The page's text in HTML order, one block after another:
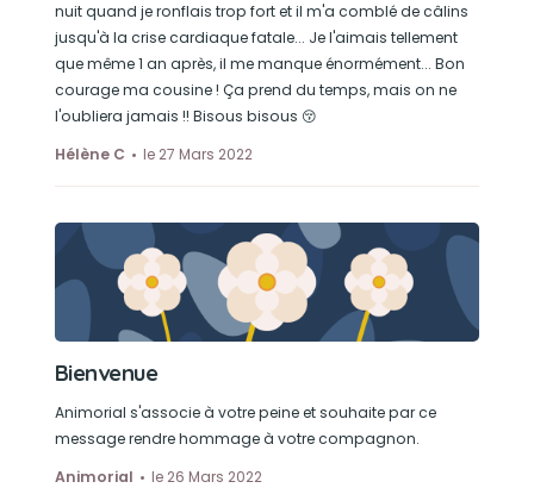
nuit quand je ronflais trop fort et il m'a comblé de câlins
jusqu'à la crise cardiaque fatale... Je l'aimais tellement
que même 1 an après, il me manque énormément... Bon
courage ma cousine ! Ça prend du temps, mais on ne
l'oubliera jamais !! Bisous bisous 😚
Hélène C
le 27 Mars 2022
Bienvenue
Animorial s'associe à votre peine et souhaite par ce
message rendre hommage à votre compagnon.
Animorial
le 26 Mars 2022